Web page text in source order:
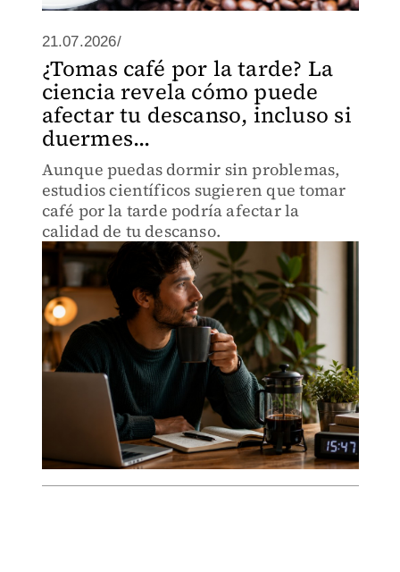
21.07.2026/
¿Tomas café por la tarde? La
ciencia revela cómo puede
afectar tu descanso, incluso si
duermes...
Aunque puedas dormir sin problemas,
estudios científicos sugieren que tomar
café por la tarde podría afectar la
calidad de tu descanso.